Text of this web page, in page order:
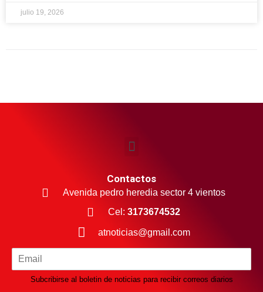
julio 19, 2026
Contactos
Avenida pedro heredia sector 4 vientos
Cel: 3173674532
atnoticias@gmail.com
Subcribirse al boletin de noticias para recibir correos diarios